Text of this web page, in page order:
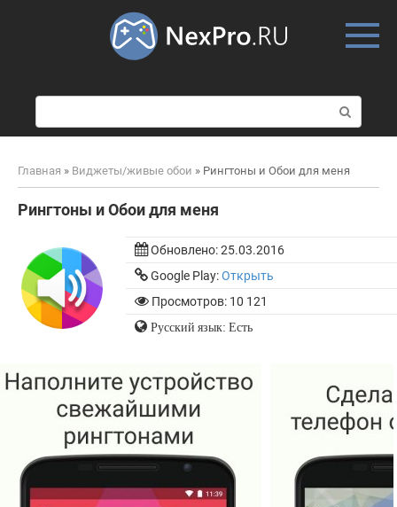
о
и
к
Главная » Виджеты/живые обои » Рингтоны и Обои для меня
Рингтоны и Обои для меня
Обновлено:25.03.2016
Google Play:Открыть
Просмотров: 10 121
Русский язык: Есть